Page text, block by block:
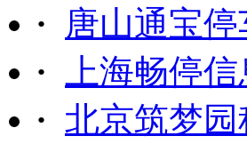
·
唐山通宝
·
上海畅停
· 北京筑梦